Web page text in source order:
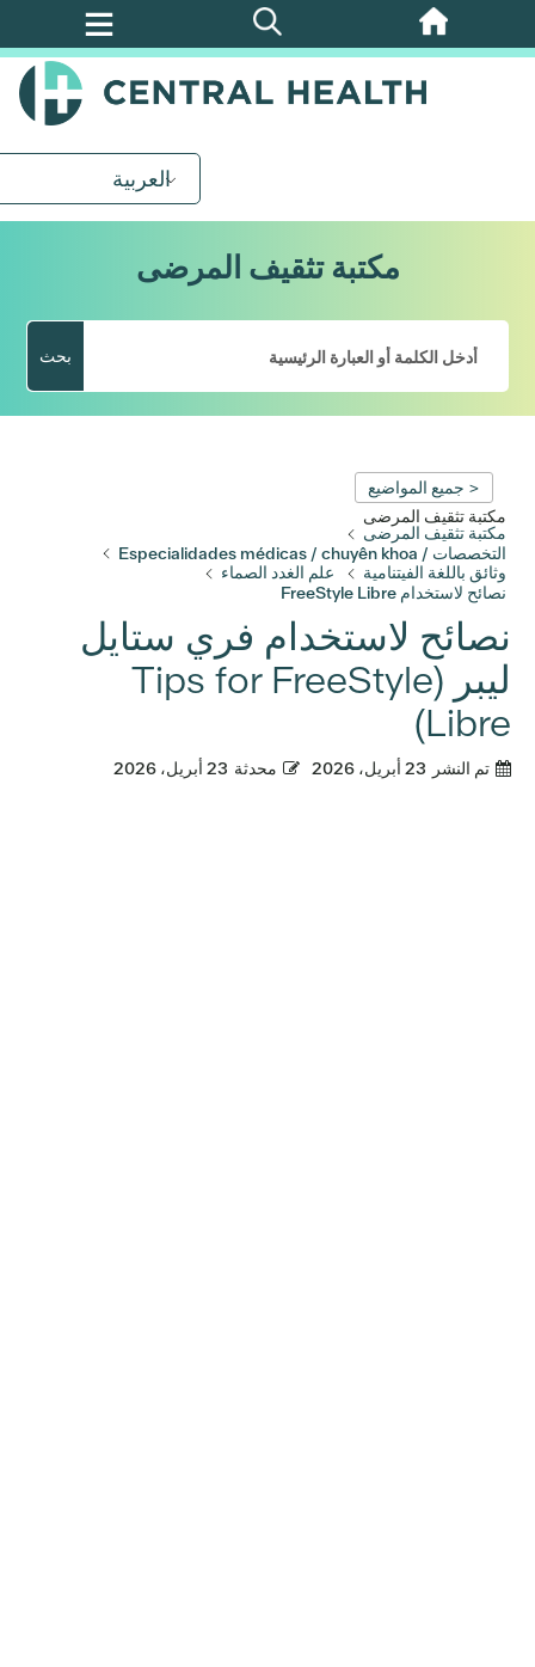
تخطي
العربية
مكتبة تثقيف المرضى
بحث
< جميع المواضيع
مكتبة تثقيف المرضى
مكتبة تثقيف المرضى
التخصصات / Especialidades médicas / chuyên khoa
وثائق باللغة الفيتنامية
علم الغدد الصماء
نصائح لاستخدام FreeStyle Libre
نصائح لاستخدام فري ستايل
ليبر (Tips for FreeStyle
Libre)
تم النشر 23 أبريل، 2026 محدثة 23 أبريل، 2026